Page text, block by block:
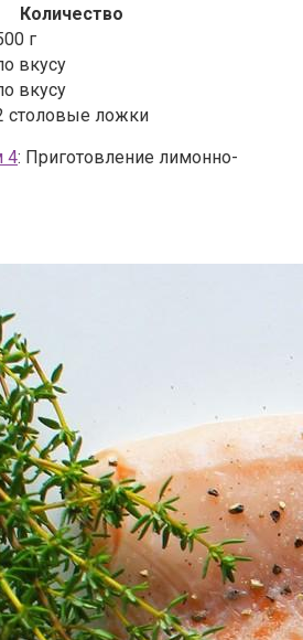
Количество
г
вкусу
вкусу
столовые ложки
4: Приготовление лимонно-